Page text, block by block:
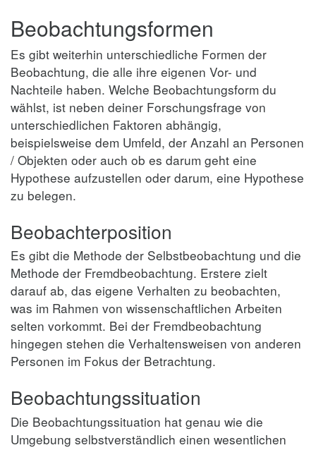
Beobachtungsformen
Es gibt weiterhin unterschiedliche Formen der
Beobachtung, die alle ihre eigenen Vor- und
Nachteile haben. Welche Beobachtungsform du
wählst, ist neben deiner Forschungsfrage von
unterschiedlichen Faktoren abhängig,
beispielsweise dem Umfeld, der Anzahl an Personen
/ Objekten oder auch ob es darum geht eine
Hypothese aufzustellen oder darum, eine Hypothese
zu belegen.
Beobachterposition
Es gibt die Methode der Selbstbeobachtung und die
Methode der Fremdbeobachtung. Erstere zielt
darauf ab, das eigene Verhalten zu beobachten,
was im Rahmen von wissenschaftlichen Arbeiten
selten vorkommt. Bei der Fremdbeobachtung
hingegen stehen die Verhaltensweisen von anderen
Personen im Fokus der Betrachtung.
Beobachtungssituation
Die Beobachtungssituation hat genau wie die
Umgebung selbstverständlich einen wesentlichen